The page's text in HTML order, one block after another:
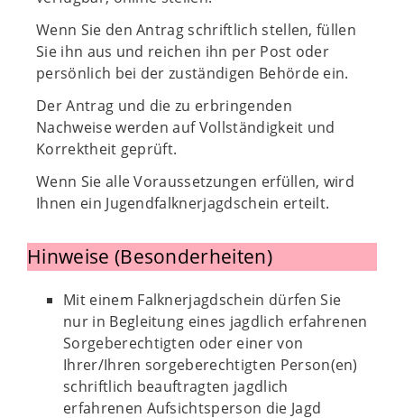
Wenn Sie den Antrag schriftlich stellen, füllen
Sie ihn aus und reichen ihn per Post oder
persönlich bei der zuständigen Behörde ein.
Der Antrag und die zu erbringenden
Nachweise werden auf Vollständigkeit und
Korrektheit geprüft.
Wenn Sie alle Voraussetzungen erfüllen, wird
Ihnen ein Jugendfalknerjagdschein erteilt.
Hinweise (Besonderheiten)
Mit einem Falknerjagdschein dürfen Sie
nur in Begleitung eines jagdlich erfahrenen
Sorgeberechtigten oder einer von
Ihrer/Ihren sorgeberechtigten Person(en)
schriftlich beauftragten jagdlich
erfahrenen Aufsichtsperson die Jagd